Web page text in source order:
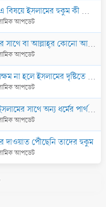
দৃষ্টি ভঙ্গি কী’ এ ধরণের বাক্য দিয়ে প্রশ্ন করার বিধান কী?
আপডেট
রাসূল সাল্লাল্লাহু ‘আলাইহি ওয়াসাল্লাম-এর সাথে অথবা ইসলামের সাথে ঠাট্টা করে, তার হু
আপডেট
ইসলামের দৃষ্টিতে তার করণীয় কি?
আপডেট
সাথে অন্য ধর্মের পার্থক্য কি?
আপডেট
দাওয়াত পৌঁছেনি তাদের হুকুম
আপডেট
Link